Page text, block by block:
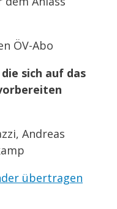
ÖV-Abo
sich auf das
Andreas
übertragen